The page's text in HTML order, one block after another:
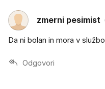
zmerni pesimist
Da ni bolan in mora v službo
Odgovori